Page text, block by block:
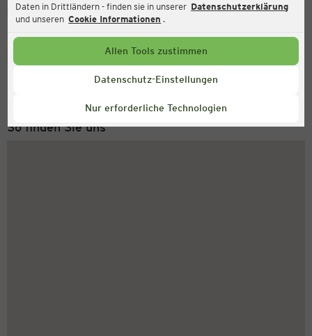
Daten in Drittländern - finden sie in unserer Datenschutzerklärung
und unseren Cookie Informationen .
Allen Tools zustimmen
Datenschutz-Einstellungen
Nur erforderliche Technologien
Aktuell:
Geschlossen
Service Hotline
+49 (0) 2546 / 98 999 98
So finden Sie uns